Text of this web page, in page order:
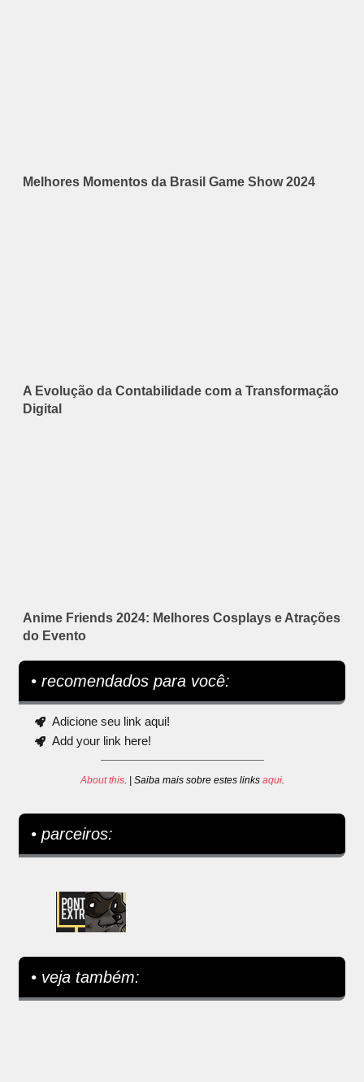
Melhores Momentos da Brasil Game Show 2024
A Evolução da Contabilidade com a Transformação
Digital
Anime Friends 2024: Melhores Cosplays e Atrações
do Evento
• recomendados para você:
Adicione seu link aqui!
Add your link here!
About this. | Saiba mais sobre estes links aqui.
• parceiros:
• veja também: